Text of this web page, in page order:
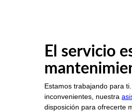
El servicio
Estamos trabajando para
inconvenientes, nuestra
disposición para ofrecerte